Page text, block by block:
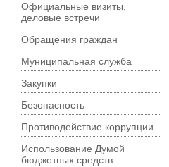
Официальные визиты,
деловые встречи
Обращения граждан
Муниципальная служба
Закупки
Безопасность
Противодействие коррупции
Использование Думой
бюджетных средств